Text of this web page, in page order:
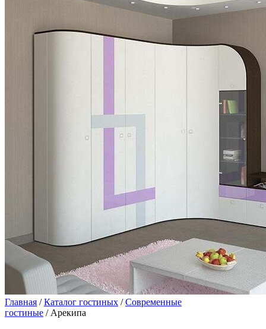
Главная /Каталог гостиных /Современные
гостиные / Арекипа